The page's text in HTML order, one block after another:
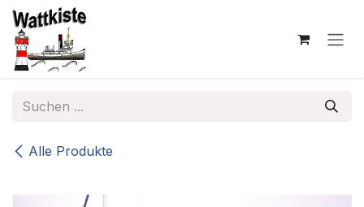
Zum Inhalt springen
Alle Produkte